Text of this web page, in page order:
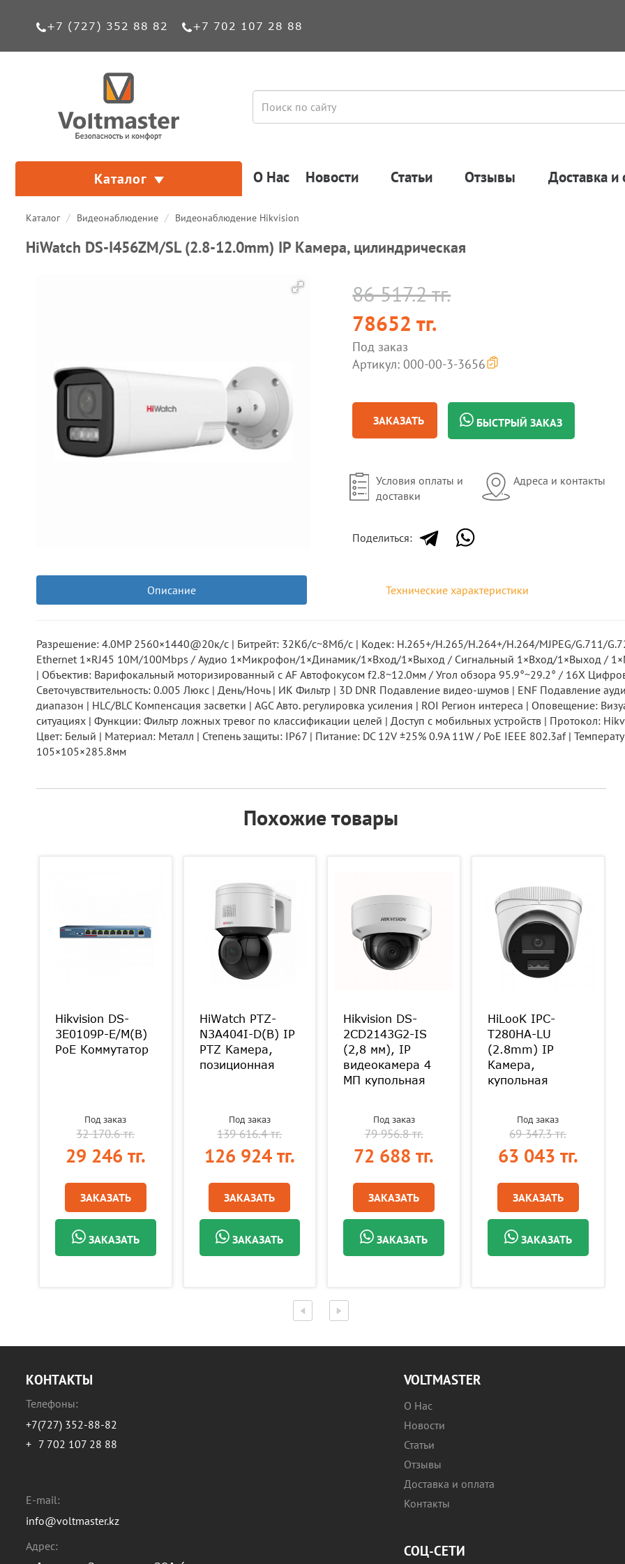
+7 (727) 352 88 82 +7 702 107 28 88
Каталог О Нас Новости Статьи Отзывы Доставка и
Каталог Видеонаблюдение Видеонаблюдение Hikvision
HiWatch DS-I456ZM/SL (2.8-12.0mm) IP Камера, цилиндрическая
86 517.2 тг.
78652 тг.
Под заказ
Артикул: 000-00-3-3656
ЗАКАЗАТЬ БЫСТРЫЙ ЗАКАЗ
Условия оплаты и
доставки
Адреса и контакты
Поделиться:
Описание Технические характеристики
Разрешение: 4.0МР 2560×1440@20к/с | Битрейт: 32Кб/с~8Мб/с | Кодек: H.265+/H.265/H.264+/H.264/MJPEG/G.711/
Ethernet 1×RJ45 10M/100Mbps / Аудио 1×Микрофон/1×Динамик/1×Вход/1×Выход / Сигнальный 1×Вход/1×Выход /
| Объектив: Варифокальный моторизированный с AF Автофокусом f2.8~12.0мм / Угол обзора 95.9°~29.2° / 16X
Светочувствительность: 0.005 Люкс | День/Ночь | ИК Фильтр | 3D DNR Подавление видео-шумов | ENF Подавление
диапазон | HLC/BLC Компенсация засветки | AGC Авто. регулировка усиления | ROI Регион интереса | Оповещение:
ситуациях | Функции: Фильтр ложных тревог по классификации целей | Доступ с мобильных устройств | Протокол:
Цвет: Белый | Материал: Металл | Степень защиты: IP67 | Питание: DC 12V ±25% 0.9A 11W / PoE IEEE 802.3af |
105×105×285.8мм
Похожие товары
Hikvision DS-
3E0109P-E/M(B)
PoE Коммутатор
Под заказ
32 170.6 тг.
29 246 тг.
ЗАКАЗАТЬ
ЗАКАЗАТЬ
HiWatch PTZ-
N3A404I-D(B) IP
PTZ Камера,
позиционная
Под заказ
139 616.4 тг.
126 924 тг.
ЗАКАЗАТЬ
ЗАКАЗАТЬ
Hikvision DS-
2CD2143G2-IS
(2,8 мм), IP
видеокамера 4
МП купольная
Под заказ
79 956.8 тг.
72 688 тг.
ЗАКАЗАТЬ
ЗАКАЗАТЬ
HiLooK IPC-
T280HA-LU
(2.8mm) IP
Камера,
купольная
Под заказ
69 347.3 тг.
63 043 тг.
ЗАКАЗАТЬ
ЗАКАЗАТЬ
КОНТАКТЫ
Телефоны:
+7(727) 352-88-82
+ 7 702 107 28 88
E-mail:
info@voltmaster.kz
Адрес:
VOLTMASTER
О Нас
Новости
Статьи
Отзывы
Доставка и оплата
Контакты
СОЦ-СЕТИ